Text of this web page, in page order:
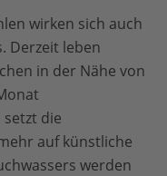
wirken sich auch
Derzeit leben
in der Nähe von
setzt die
auf künstliche
werden